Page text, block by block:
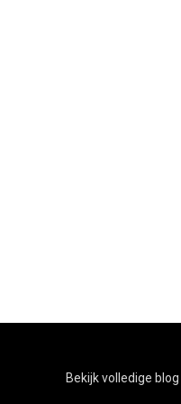
Bekijk volledige blog